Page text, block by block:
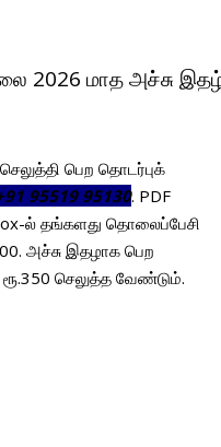
பெற தொடர்புக்
95519 95130. PDF
ல் தங்களது தொலைப்பேசி
அச்சு இதழாக பெற
ரூ.350 செலுத்த வேண்டும்.